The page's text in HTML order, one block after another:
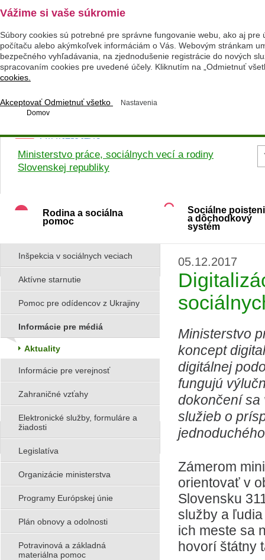
Vážime si vaše súkromie
Súbory cookies sú potrebné pre správne fungovanie webu, ako aj
počítaču alebo akýmkoľvek informáciám o Vás. Webovým stránkam
bezpečného vyhľadávania, na zjednodušenie registrácie do nových
spracovaním cookies pre uvedené účely. Kliknutím na „Odmietnuť
cookies.
AkceptovaťOdmietnuť všetko
Nastavenia
Domov
Ministerstvo práce, sociálnych vecí a rodiny
Slovenskej republiky
Rodina a sociálna
pomoc
Sociálne
a dôchodkový
systém
05.12.2017
Ministerstvo
koncept
digitálnej
fungujú
dokončení sa
služieb o
Zámerom
orientovať v
Slovensku
služby a
ich meste sa
hovorí štátny
Inšpekcia v sociálnych veciach
Aktívne starnutie
Pomoc pre odídencov z Ukrajiny
Informácie pre médiá
Aktuality
Informácie pre verejnosť
Zahraničné vzťahy
Elektronické služby, formuláre a
žiadosti
Legislatíva
Organizácie ministerstva
Programy Európskej únie
Plán obnovy a odolnosti
Potravinová a základná
materiálna pomoc